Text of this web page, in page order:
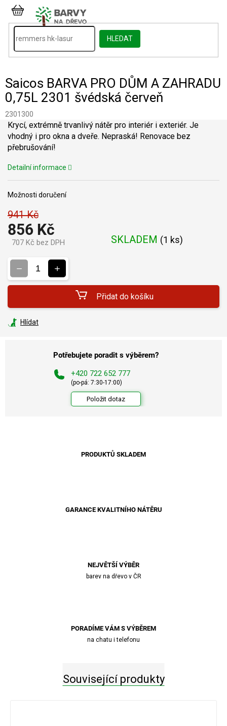
Přejít
obsah
HLEDAT
NÁKUPNÍ
KOŠÍK
Saicos BARVA PRO DŮM A ZAHRADU
0,75L 2301 švédská červeň
2301300
941 Kč
856 Kč
707 Kč bez DPH SKLADEM (1 ks)
Možnosti doručení
Přidat do košíku
Krycí, extrémně trvanlivý nátěr pro interiér i exteriér. Je
vhodný i pro okna a dveře. Nepraská! Renovace bez
přebrušování!
Detailní informace
Hlídat
Potřebujete poradit s výběrem?
+420 722 652 777
(po-pá: 7:30-17:00)
Položit dotaz
PRODUKTŮ SKLADEM
GARANCE KVALITNÍHO NÁTĚRU
NEJVĚTŠÍ VÝBĚR
barev na dřevo v ČR
PORADÍME VÁM S VÝBĚREM
na chatu i telefonu
Související produkty